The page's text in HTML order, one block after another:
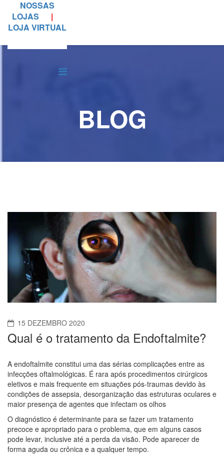
NOSSAS
LOJAS
|
LOJA VIRTUAL
BLOG
15 DEZEMBRO 2020
Qual é o tratamento da Endoftalmite?
A endoftalmite constitui uma das sérias complicações entre as
infecções oftalmológicas. É rara após procedimentos cirúrgicos
eletivos e mais frequente em situações pós-traumas devido às
condições de assepsia, desorganização das estruturas oculares e
maior presença de agentes que infectam os olhos
O diagnóstico é determinante para se fazer um tratamento
precoce e apropriado para o problema, que em alguns casos
pode levar, inclusive até a perda da visão. Pode aparecer de
forma aguda ou crônica e a qualquer tempo.